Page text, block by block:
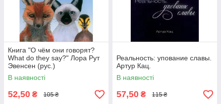
Книга "О чём они говорят?
What do they say?" Лора Рут
Эвенсен (рус.)
В наявності
52,50 ₴ 105 ₴
Реальность: упование славы.
Артур Кац.
В наявності
57,50 ₴ 115 ₴